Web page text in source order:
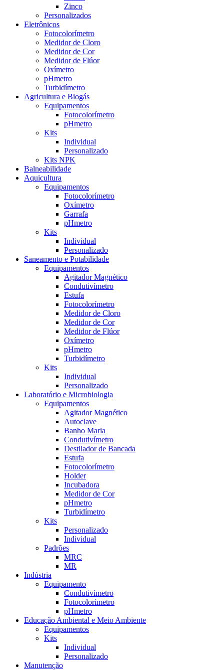
Zinco
Personalizados
Eletrônicos
Fotocolorímetro
Medidor de Cloro
Medidor de Cor
Medidor de Flúor
Oxímetro
pHmetro
Turbidímetro
Agricultura e Biogás
Equipamentos
Fotocolorímetro
pHmetro
Kits
Individual
Personalizado
Kits NPK
Balneabilidade
Aquicultura
Equipamentos
Fotocolorímetro
Oxímetro
Garrafa
pHmetro
Kits
Individual
Personalizado
Saneamento e Potabilidade
Equipamentos
Agitador Magnético
Condutivímetro
Estufa
Fotocolorímetro
Medidor de Cloro
Medidor de Cor
Medidor de Flúor
Oxímetro
pHmetro
Turbidímetro
Kits
Individual
Personalizado
Laboratório e Microbiologia
Equipamentos
Agitador Magnético
Autoclave
Banho Maria
Condutivímetro
Destilador de Bancada
Estufa
Fotocolorímetro
Holder
Incubadora
Medidor de Cor
pHmetro
Turbidímetro
Kits
Personalizado
Individual
Padrões
MRC
MR
Indústria
Equipamento
Condutivímetro
Fotocolorímetro
pHmetro
Educação Ambiental e Meio Ambiente
Equipamentos
Kits
Individual
Personalizado
Manutenção